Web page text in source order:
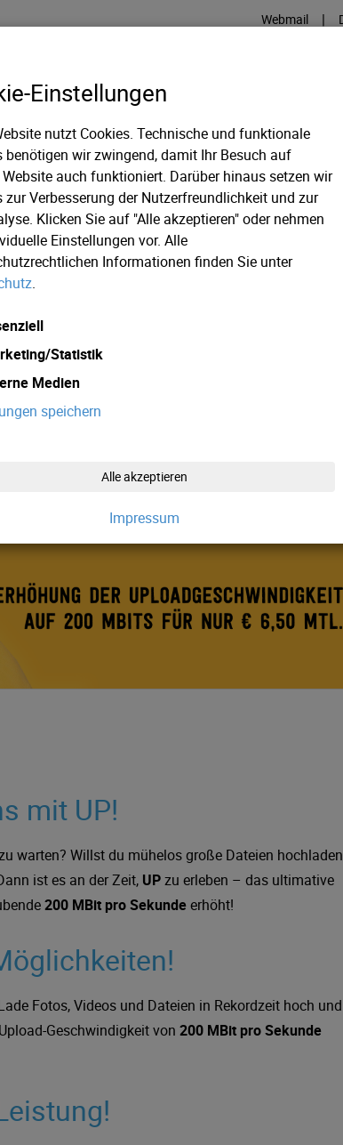
Webmail |
TV GLASFASER
- Verlängert!
mit UP!
warten? Willst du mühelos große Dateien hochladen
ist es an der Zeit, UPzu erleben – das ultimative
200 MBit pro Sekundeerhöht!
Fotos, Videos und Dateien in Rekordzeit hoch und
Geschwindigkeit von 200 MBit pro Sekunde
Einstellungen
nutzt Cookies. Technische und funktionale
benötigen wir zwingend, damit Ihr Besuch auf
Website auch funktioniert. Darüber hinaus setzen wir
zur Verbesserung der Nutzerfreundlichkeit und zur
Klicken Sie auf "Alle akzeptieren" oder nehmen
Einstellungen vor. Alle
Informationen finden Sie unter
.
Statistik
Medien
speichern
Alle akzeptieren
Impressum